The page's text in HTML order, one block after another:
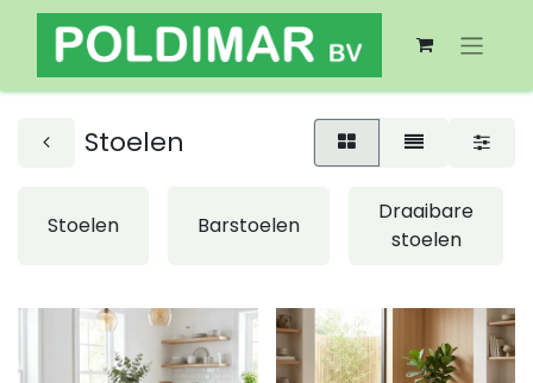
Stoelen
Stoelen Barstoelen
Draaibare
stoelen